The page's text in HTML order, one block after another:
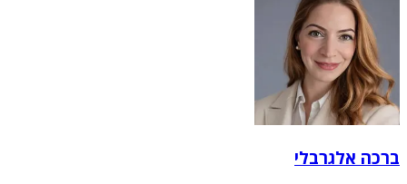
ברכה אלגרבלי